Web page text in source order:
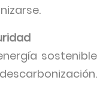
sostenible